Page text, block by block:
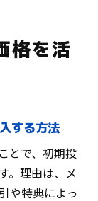
を解説
格を活
する方法
とで、初期投
。理由は、メ
や特典によっ